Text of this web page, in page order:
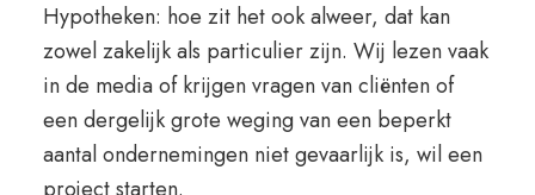
Hypotheken: hoe zit het ook alweer, dat kan
zowel zakelijk als particulier zijn. Wij lezen vaak
in de media of krijgen vragen van cliënten of
een dergelijk grote weging van een beperkt
aantal ondernemingen niet gevaarlijk is, wil een